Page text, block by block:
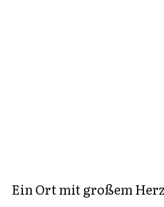
Ein Ort mit großem